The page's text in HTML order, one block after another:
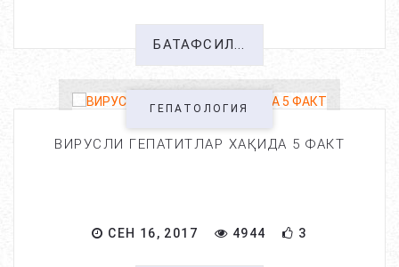
БАТАФСИЛ...
ГЕПАТОЛОГИЯ
ВИРУСЛИ ГЕПАТИТЛАР ХАҚИДА 5 ФАКТ
СЕН 16, 2017 4944 3